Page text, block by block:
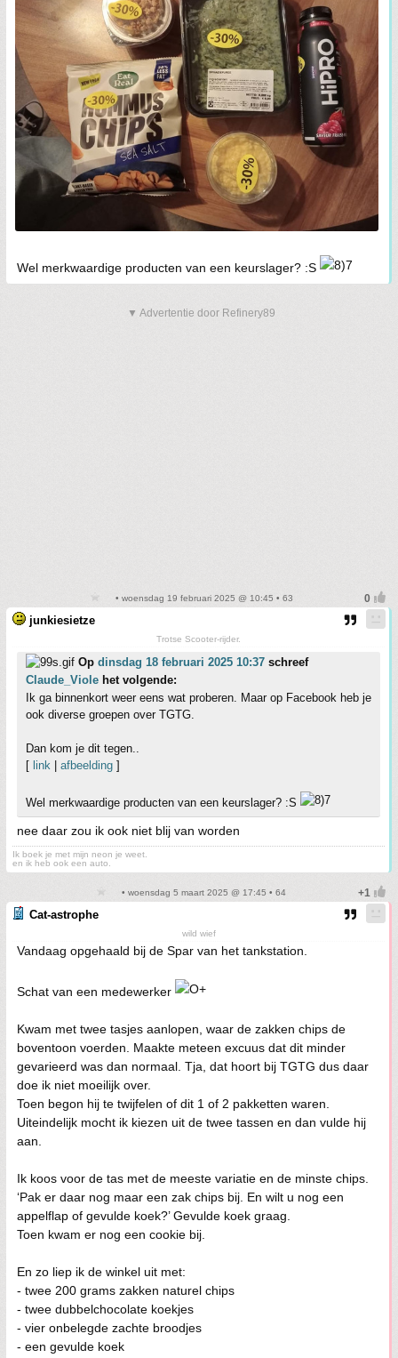
Wel merkwaardige producten van een keurslager? :S
▼ Advertentie door Refinery89
• woensdag 19 februari 2025 @ 10:45 • 63
junkiesietze
Trotse Scooter-rijder.
Op dinsdag 18 februari 2025 10:37 schreef
Claude_Viole het volgende:
Ik ga binnenkort weer eens wat proberen. Maar op Facebook heb je
ook diverse groepen over TGTG.
Dan kom je dit tegen..
[ link | afbeelding ]
Wel merkwaardige producten van een keurslager? :S
nee daar zou ik ook niet blij van worden
Ik boek je met mijn neon je weet.
en ik heb ook een auto.
• woensdag 5 maart 2025 @ 17:45 • 64
Cat-astrophe
wild wief
Vandaag opgehaald bij de Spar van het tankstation.
Schat van een medewerker
Kwam met twee tasjes aanlopen, waar de zakken chips de
boventoon voerden. Maakte meteen excuus dat dit minder
gevarieerd was dan normaal. Tja, dat hoort bij TGTG dus daar
doe ik niet moeilijk over.
Toen begon hij te twijfelen of dit 1 of 2 pakketten waren.
Uiteindelijk mocht ik kiezen uit de twee tassen en dan vulde hij
aan.
Ik koos voor de tas met de meeste variatie en de minste chips.
‘Pak er daar nog maar een zak chips bij. En wilt u nog een
appelflap of gevulde koek?’ Gevulde koek graag.
Toen kwam er nog een cookie bij.
En zo liep ik de winkel uit met:
- twee 200 grams zakken naturel chips
- twee dubbelchocolate koekjes
- vier onbelegde zachte broodjes
- een gevulde koek